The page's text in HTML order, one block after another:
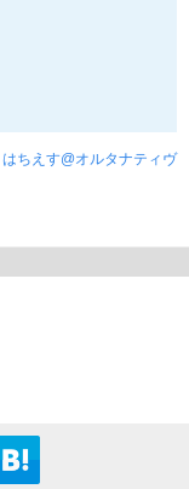
はちえす@オルタナティヴ